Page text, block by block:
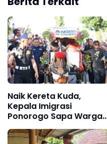
Naik Kereta Kuda,
Kepala Imigrasi
Ponorogo Sapa Warga
di Kirab Pusaka Grebeg
Suro 2025